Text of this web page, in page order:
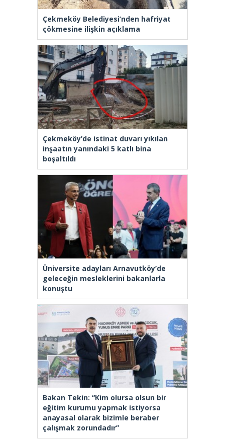
Çekmeköy Belediyesi’nden hafriyat
çökmesine ilişkin açıklama
Çekmeköy’de istinat duvarı yıkılan
inşaatın yanındaki 5 katlı bina
boşaltıldı
Üniversite adayları Arnavutköy’de
geleceğin mesleklerini bakanlarla
konuştu
Bakan Tekin: “Kim olursa olsun bir
eğitim kurumu yapmak istiyorsa
anayasal olarak bizimle beraber
çalışmak zorundadır”